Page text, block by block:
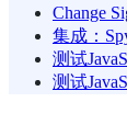
Change
集成：
测试
测试